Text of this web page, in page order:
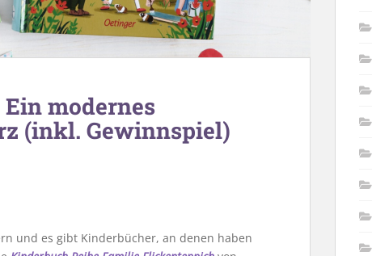
modernes
(inkl. Gewinnspiel)
und es gibt Kinderbücher, an denen haben